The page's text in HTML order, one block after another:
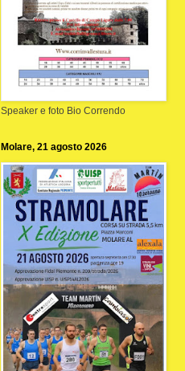
Speaker e foto Bio Correndo
Molare, 21 agosto 2026